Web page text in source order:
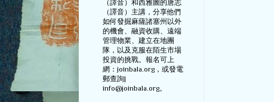
（譯音）和西雅圖的唐志
（譯音）主講，分享他們
如何發掘麻薩諸塞州以外
的機會、融資收購、遠端
管理物業、建立在地團
隊，以及克服在陌生市場
投資的挑戰。報名可上
網：joinbala.org，或發電
郵查詢|
info@joinbala.org。